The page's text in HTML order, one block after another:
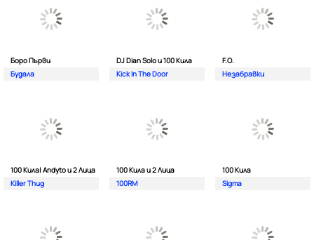
Боро Първи
Будала
DJ Dian Solo и 100 Кила
Kick In The Door
F.O.
Незабравки
100 Кила| Andyto и 2 Лица
Killer Thug
100 Кила и 2 Лица
100RM
100 Кила
Sigma